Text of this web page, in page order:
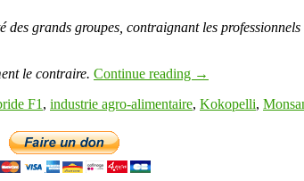
grands groupes, contraignant les
le contraire. Continue reading →
F1 , industrie agro-alimentaire, Kokopelli,